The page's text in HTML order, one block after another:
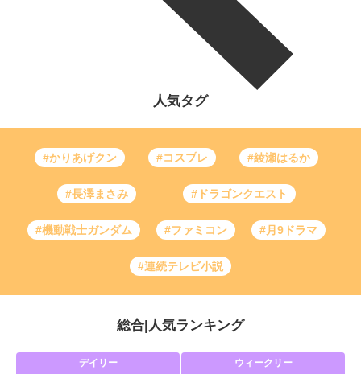
人気タグ
#かりあげクン #コスプレ #綾瀬はるか
#長澤まさみ #ドラゴンクエスト
#機動戦士ガンダム #ファミコン #月9ドラマ
#連続テレビ小説
総合 人気ランキング
デイリー ウィークリー